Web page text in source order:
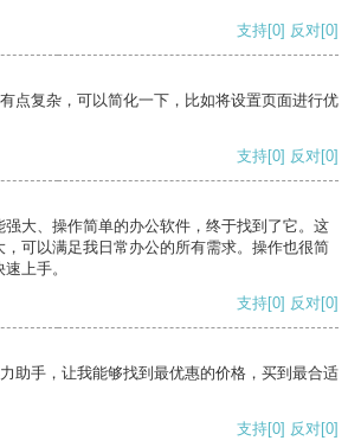
支持[0] 反对[0]
点复杂，可以简化一下，比如将设置页面进行优
支持[0] 反对[0]
大、操作简单的办公软件，终于找到了它。这
可以满足我日常办公的所有需求。操作也很简
上手。
支持[0] 反对[0]
助手，让我能够找到最优惠的价格，买到最合适
支持[0] 反对[0]